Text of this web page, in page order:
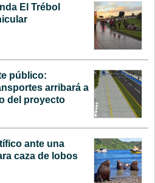
El Trébol
público:
arribará a
del proyecto
ante una
caza de lobos